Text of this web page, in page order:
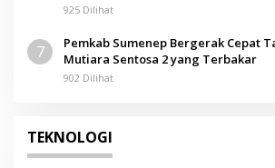
925 Dilihat
7
Pemkab Sumenep Bergerak Cepat
Mutiara Sentosa 2 yang Terbakar
902 Dilihat
TEKNOLOGI